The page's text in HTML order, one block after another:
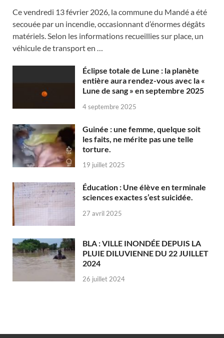
Ce vendredi 13 février 2026, la commune du Mandé a été
secouée par un incendie, occasionnant d’énormes dégâts
matériels. Selon les informations recueillies sur place, un
véhicule de transport en …
Éclipse totale de Lune : la planète
entière aura rendez-vous avec la «
Lune de sang » en septembre 2025
4 septembre 2025
Guinée : une femme, quelque soit
les faits, ne mérite pas une telle
torture.
19 juillet 2025
Éducation : Une élève en terminale
sciences exactes s’est suicidée.
27 avril 2025
BLA : VILLE INONDÉE DEPUIS LA
PLUIE DILUVIENNE DU 22 JUILLET
2024
26 juillet 2024